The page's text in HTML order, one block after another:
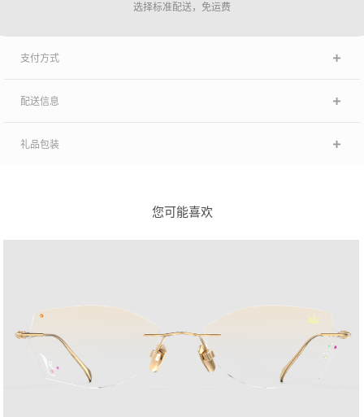
选择标准配送，免运费
支付方式
配送信息
礼品包装
您可能喜欢